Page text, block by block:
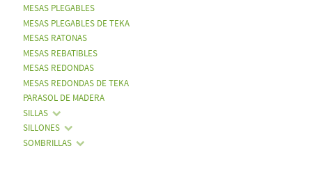
MESAS PLEGABLES
MESAS PLEGABLES DE TEKA
MESAS RATONAS
MESAS REBATIBLES
MESAS REDONDAS
MESAS REDONDAS DE TEKA
PARASOL DE MADERA
SILLAS
SILLONES
SOMBRILLAS